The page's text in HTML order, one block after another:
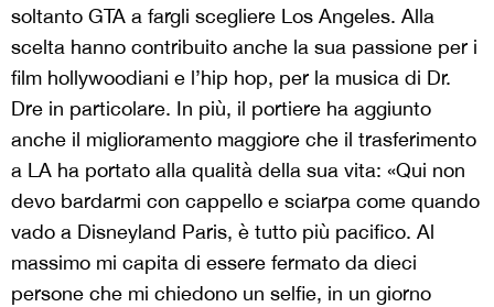
soltanto GTA a fargli scegliere Los Angeles. Alla
scelta hanno contribuito anche la sua passione per i
film hollywoodiani e l’hip hop, per la musica di Dr.
Dre in particolare. In più, il portiere ha aggiunto
anche il miglioramento maggiore che il trasferimento
a LA ha portato alla qualità della sua vita: «Qui non
devo bardarmi con cappello e sciarpa come quando
vado a Disneyland Paris, è tutto più pacifico. Al
massimo mi capita di essere fermato da dieci
persone che mi chiedono un selfie, in un giorno